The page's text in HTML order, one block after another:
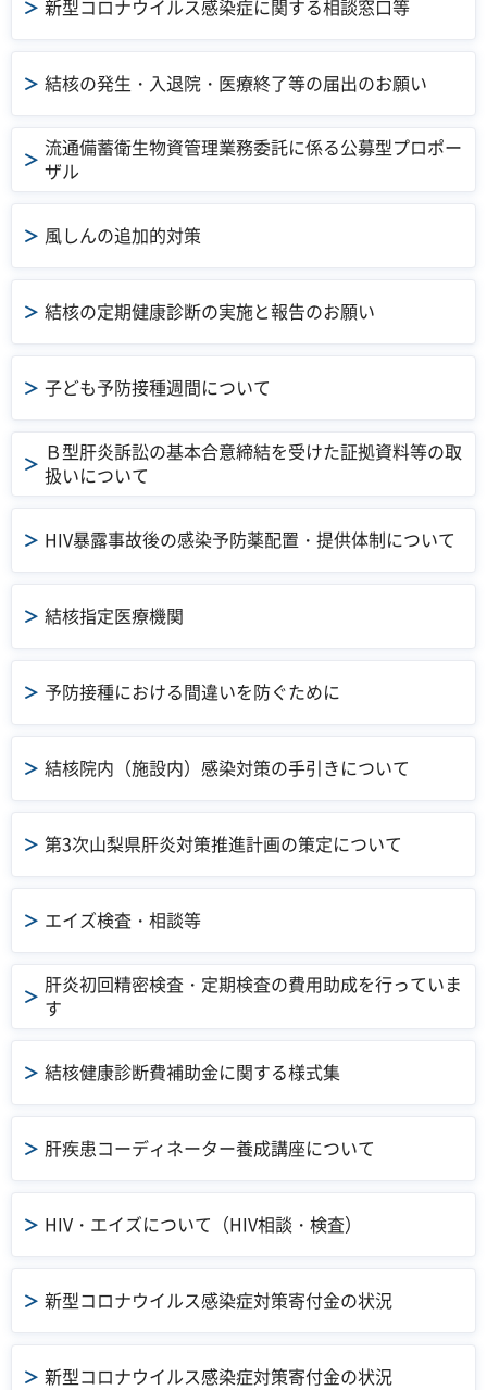
新型コロナウイルス感染症に関する相談窓口等
結核の発生・入退院・医療終了等の届出のお願い
流通備蓄衛生物資管理業務委託に係る公募型プロポー
ザル
風しんの追加的対策
結核の定期健康診断の実施と報告のお願い
子ども予防接種週間について
Ｂ型肝炎訴訟の基本合意締結を受けた証拠資料等の取
扱いについて
HIV暴露事故後の感染予防薬配置・提供体制について
結核指定医療機関
予防接種における間違いを防ぐために
結核院内（施設内）感染対策の手引きについて
第3次山梨県肝炎対策推進計画の策定について
エイズ検査・相談等
肝炎初回精密検査・定期検査の費用助成を行っていま
す
結核健康診断費補助金に関する様式集
肝疾患コーディネーター養成講座について
HIV・エイズについて（HIV相談・検査）
新型コロナウイルス感染症対策寄付金の状況
新型コロナウイルス感染症対策寄付金の状況